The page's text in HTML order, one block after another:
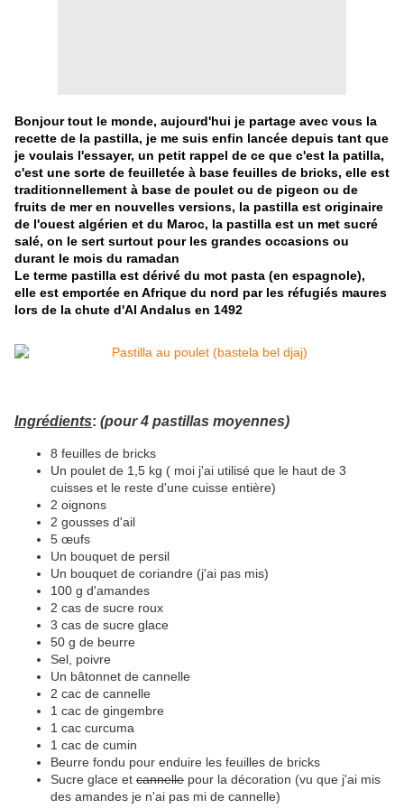
Bonjour tout le monde, aujourd'hui je partage avec vous la
recette de la pastilla, je me suis enfin lancée depuis tant que
je voulais l'essayer, un petit rappel de ce que c'est la patilla,
c'est une sorte de feuilletée à base feuilles de bricks, elle est
traditionnellement à base de poulet ou de pigeon ou de
fruits de mer en nouvelles versions, la pastilla est originaire
de l'ouest algérien et du Maroc, la pastilla est un met sucré
salé, on le sert surtout pour les grandes occasions ou
durant le mois du ramadan
Le terme pastilla est dérivé du mot pasta (en espagnole),
elle est emportée en Afrique du nord par les réfugiés maures
lors de la chute d'Al Andalus en 1492
Ingrédients: (pour 4 pastillas moyennes)
8 feuilles de bricks
Un poulet de 1,5 kg ( moi j'ai utilisé que le haut de 3
cuisses et le reste d'une cuisse entière)
2 oignons
2 gousses d'ail
5 œufs
Un bouquet de persil
Un bouquet de coriandre (j'ai pas mis)
100 g d'amandes
2 cas de sucre roux
3 cas de sucre glace
50 g de beurre
Sel, poivre
Un bâtonnet de cannelle
2 cac de cannelle
1 cac de gingembre
1 cac curcuma
1 cac de cumin
Beurre fondu pour enduire les feuilles de bricks
Sucre glace et cannelle pour la décoration (vu que j'ai mis
des amandes je n'ai pas mi de cannelle)